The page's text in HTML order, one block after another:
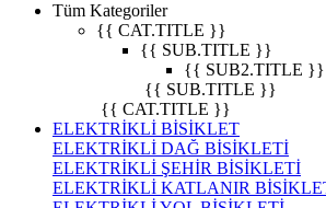
Tüm Kategoriler
{{ CAT.TITLE }}
{{ SUB.TITLE }}
{{ SUB2.TITLE }}
{{ SUB.TITLE }}
{{ CAT.TITLE }}
ELEKTRİKLİ BİSİKLET
ELEKTRİKLİ DAĞ BİSİKLETİ
ELEKTRİKLİ ŞEHİR BİSİKLETİ
ELEKTRİKLİ KATLANIR